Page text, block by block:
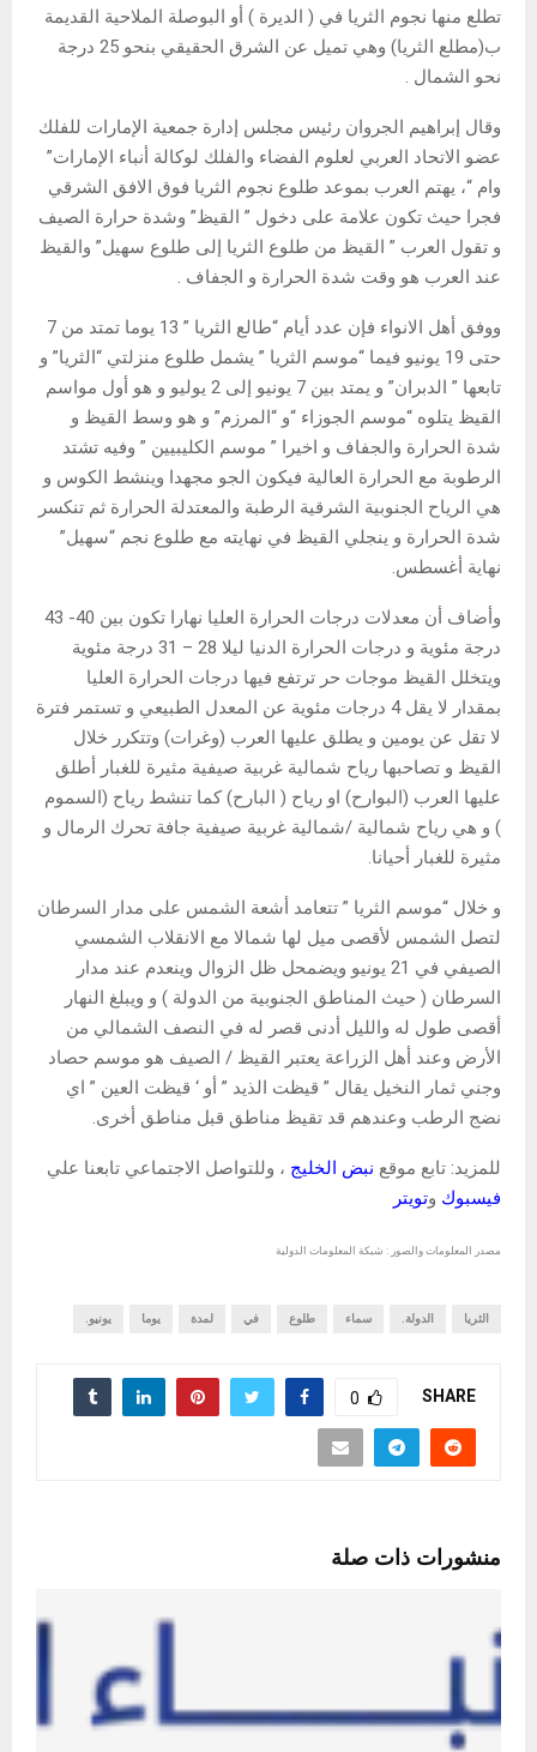
تطلع منها نجوم الثريا في ( الديرة ) أو البوصلة الملاحية القديمة
ب(مطلع الثريا) وهي تميل عن الشرق الحقيقي بنحو 25 درجة
نحو الشمال .
وقال إبراهيم الجروان رئيس مجلس إدارة جمعية الإمارات للفلك
عضو الاتحاد العربي لعلوم الفضاء والفلك لوكالة أنباء الإمارات”
وام “، يهتم العرب بموعد طلوع نجوم الثريا فوق الافق الشرقي
فجرا حيث تكون علامة على دخول ” القيظ” وشدة حرارة الصيف
و تقول العرب ” القيظ من طلوع الثريا إلى طلوع سهيل” والقيظ
عند العرب هو وقت شدة الحرارة و الجفاف .
ووفق أهل الانواء فإن عدد أيام “طالع الثريا ” 13 يوما تمتد من 7
حتى 19 يونيو فيما “موسم الثريا ” يشمل طلوع منزلتي “الثريا” و
تابعها ” الدبران” و يمتد بين 7 يونيو إلى 2 يوليو و هو أول مواسم
القيظ يتلوه “موسم الجوزاء “و “المرزم” و هو وسط القيظ و
شدة الحرارة والجفاف و اخيرا ” موسم الكليبيين ” وفيه تشتد
الرطوبة مع الحرارة العالية فيكون الجو مجهدا وينشط الكوس و
هي الرياح الجنوبية الشرقية الرطبة والمعتدلة الحرارة ثم تنكسر
شدة الحرارة و ينجلي القيظ في نهايته مع طلوع نجم “سهيل”
نهاية أغسطس.
وأضاف أن معدلات درجات الحرارة العليا نهارا تكون بين 40- 43
درجة مئوية و درجات الحرارة الدنيا ليلا 28 – 31 درجة مئوية
ويتخلل القيظ موجات حر ترتفع فيها درجات الحرارة العليا
بمقدار لا يقل 4 درجات مئوية عن المعدل الطبيعي و تستمر فترة
لا تقل عن يومين و يطلق عليها العرب (وغرات) وتتكرر خلال
القيظ و تصاحبها رياح شمالية غربية صيفية مثيرة للغبار أطلق
عليها العرب (البوارح) او رياح ( البارح) كما تنشط رياح (السموم
) و هي رياح شمالية /شمالية غربية صيفية جافة تحرك الرمال و
مثيرة للغبار أحيانا.
و خلال “موسم الثريا ” تتعامد أشعة الشمس على مدار السرطان
لتصل الشمس لأقصى ميل لها شمالا مع الانقلاب الشمسي
الصيفي في 21 يونيو ويضمحل ظل الزوال وينعدم عند مدار
السرطان ( حيث المناطق الجنوبية من الدولة ) و ويبلغ النهار
أقصى طول له والليل أدنى قصر له في النصف الشمالي من
الأرض وعند أهل الزراعة يعتبر القيظ / الصيف هو موسم حصاد
وجني ثمار النخيل يقال ” قيظت الذيد ” أو ‘ قيظت العين ” اي
نضج الرطب وعندهم قد تقيظ مناطق قبل مناطق أخرى.
للمزيد: تابع موقع نبض الخليج ، وللتواصل الاجتماعي تابعنا علي
فيسبوك وتويتر
مصدر المعلومات والصور : شبكة المعلومات الدولية
الثريا الدولة. سماء طلوع في لمدة يوما يونيو.
SHARE
0
منشورات ذات صلة